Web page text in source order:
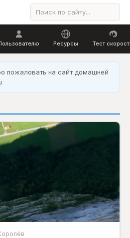
Ресурсы Тест
пожаловать на сайт домашней